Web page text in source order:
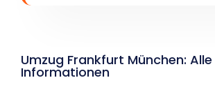
Umzug Frankfurt München: Alle
Informationen